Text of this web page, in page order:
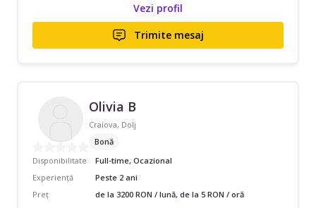
Vezi profil
Trimite mesaj
Olivia B
Craiova, Dolj
Bonă
Disponibilitate
Full-time, Ocazional
Experiență
Peste 2 ani
Preț
de la 3200 RON / lună, de la 5 RON / oră